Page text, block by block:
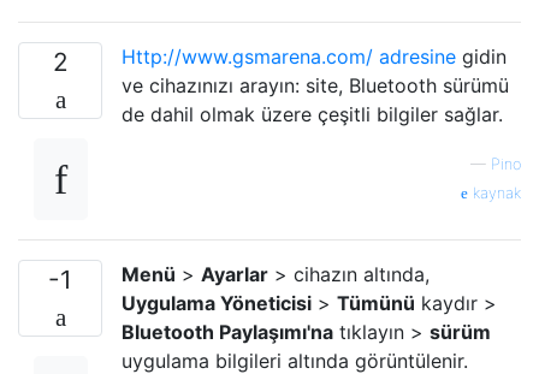
2 Http://www.gsmarena.com/ adresine gidin
ve cihazınızı arayın: site, Bluetooth sürümü
de dahil olmak üzere çeşitli bilgiler sağlar.
— Pino
kaynak
-1 Menü > Ayarlar > cihazın altında,
Uygulama Yöneticisi > Tümünü kaydır >
Bluetooth Paylaşımı'na tıklayın > sürüm
uygulama bilgileri altında görüntülenir.